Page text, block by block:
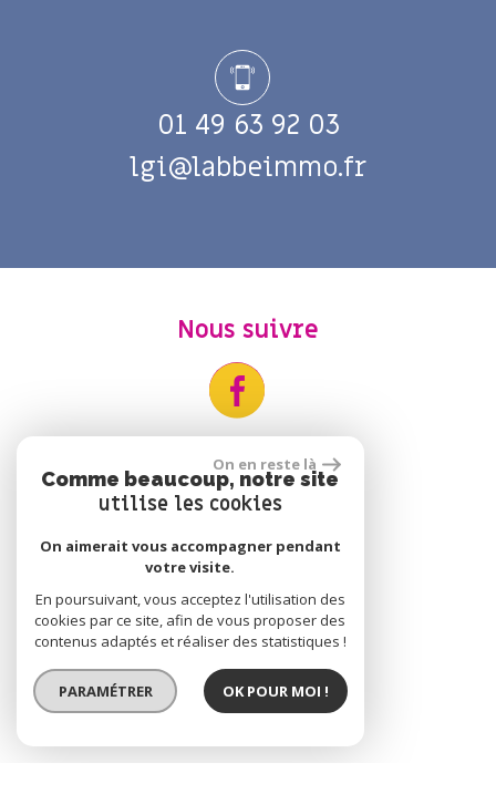
01 49 63 92 03
lgi@labbeimmo.fr
Nous suivre
Adhérents
Se connecter
On en reste là
Comme beaucoup, notre site
utilise les cookies
On aimerait vous accompagner pendant
votre visite.
En poursuivant, vous acceptez l'utilisation des
cookies par ce site, afin de vous proposer des
contenus adaptés et réaliser des statistiques !
PARAMÉTRER OK POUR MOI !